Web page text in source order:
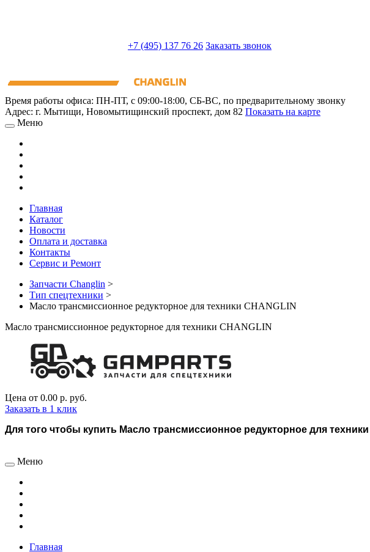
+7 (495) 137 76 26 Заказать звонок
Время работы офиса: ПН-ПТ, с 09:00-18:00, СБ-ВС, по предварительному звонку
Адрес: г. Мытищи, Новомытищинский проспект, дом 82 Показать на карте
Меню
Главная
Каталог
Новости
Оплата и доставка
Контакты
Сервис и Ремонт
Запчасти Changlin >
Тип спецтехники >
Масло трансмиссионное редукторное для техники CHANGLIN
Масло трансмиссионное редукторное для техники CHANGLIN
Цена от 0.00 р. руб.
Заказать в 1 клик
Для того чтобы купить Масло трансмиссионное редукторное для
Меню
Главная